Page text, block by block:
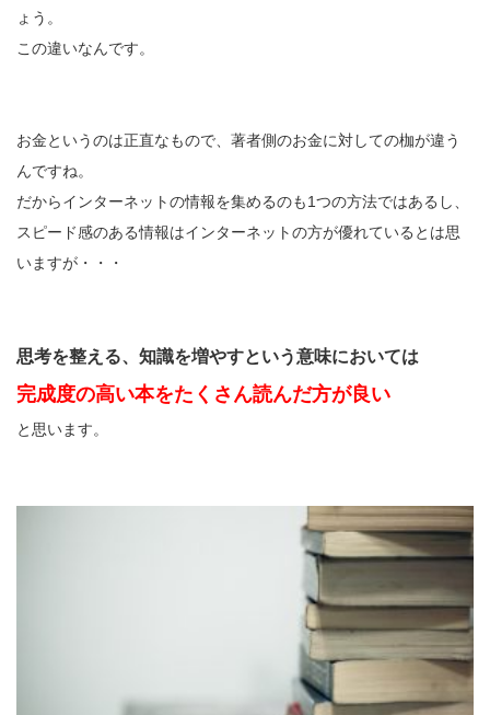
ょう。
この違いなんです。
お金というのは正直なもので、著者側のお金に対しての枷が違う
んですね。
だからインターネットの情報を集めるのも1つの方法ではあるし、
スピード感のある情報はインターネットの方が優れているとは思
いますが・・・
思考を整える、知識を増やすという意味においては
完成度の高い本をたくさん読んだ方が良い
と思います。